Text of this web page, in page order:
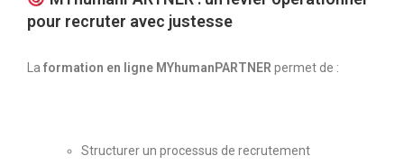
pour recruter avec justesse
La formation en ligne MYhumanPARTNER permet de :
Structurer un processus de recrutement